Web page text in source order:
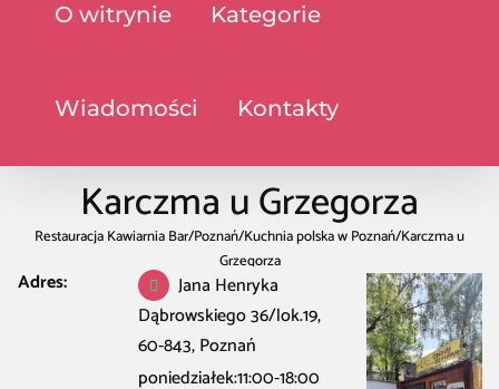
O witrynie Kategorie
Wiadomości Kontakty
Karczma u Grzegorza
Restauracja Kawiarnia Bar/Poznań/Kuchnia polska w Poznań/Karczma u
Grzegorza
Adres:
Jana Henryka
Dąbrowskiego 36/lok.19,
60-843, Poznań
poniedziałek:11:00-18:00